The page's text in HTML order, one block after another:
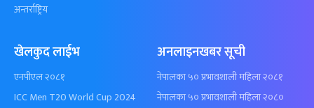
अन्तर्राष्ट्रिय
खेलकुद लाईभ
एनपीएल २०८१
ICC Men T20 World Cup 2024
अनलाइनखबर सूची
नेपालका ५० प्रभावशाली महिला २०८१
नेपालका ५० प्रभावशाली महिला २०८०